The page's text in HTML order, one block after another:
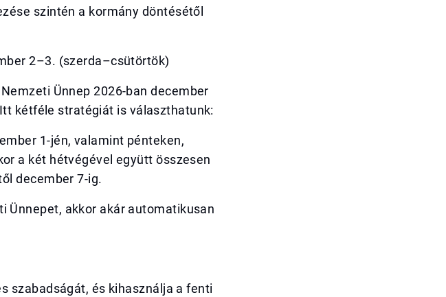
szintén a kormány döntésétől
2–3. (szerda–csütörtök)
Ünnep 2026-ban december
kétféle stratégiát is választhatunk:
1-jén, valamint pénteken,
a két hétvégével együtt összesen
december 7-ig.
Ünnepet, akkor akár automatikusan
szabadságát, és kihasználja a fenti